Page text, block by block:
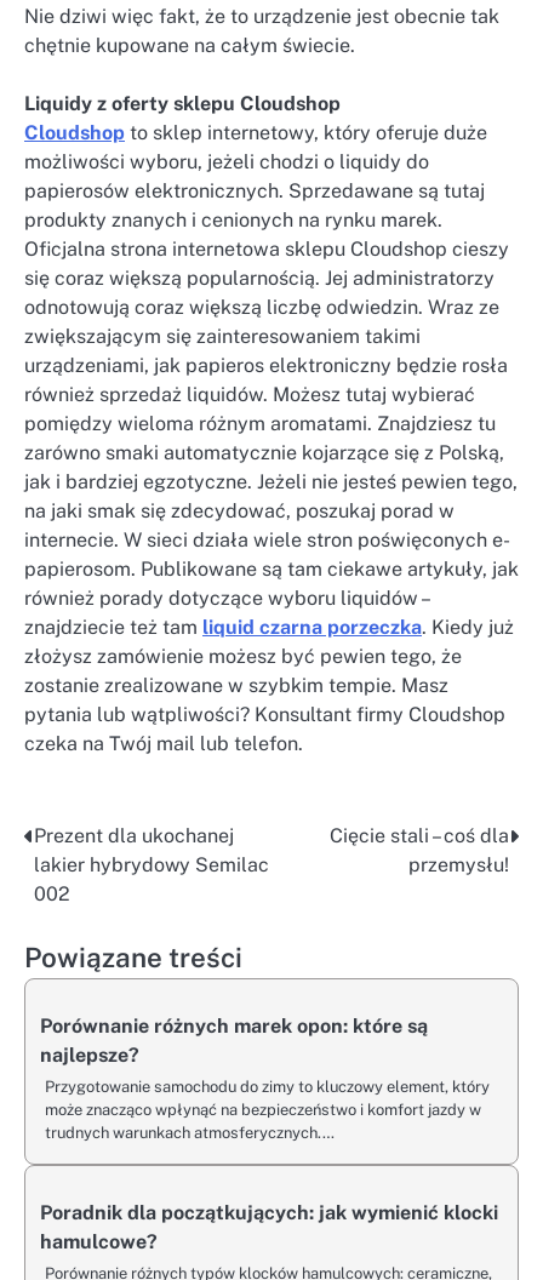
Nie dziwi więc fakt, że to urządzenie jest obecnie tak
chętnie kupowane na całym świecie.
Liquidy z oferty sklepu Cloudshop
Cloudshop to sklep internetowy, który oferuje duże
możliwości wyboru, jeżeli chodzi o liquidy do
papierosów elektronicznych. Sprzedawane są tutaj
produkty znanych i cenionych na rynku marek.
Oficjalna strona internetowa sklepu Cloudshop cieszy
się coraz większą popularnością. Jej administratorzy
odnotowują coraz większą liczbę odwiedzin. Wraz ze
zwiększającym się zainteresowaniem takimi
urządzeniami, jak papieros elektroniczny będzie rosła
również sprzedaż liquidów. Możesz tutaj wybierać
pomiędzy wieloma różnym aromatami. Znajdziesz tu
zarówno smaki automatycznie kojarzące się z Polską,
jak i bardziej egzotyczne. Jeżeli nie jesteś pewien tego,
na jaki smak się zdecydować, poszukaj porad w
internecie. W sieci działa wiele stron poświęconych e-
papierosom. Publikowane są tam ciekawe artykuły, jak
również porady dotyczące wyboru liquidów –
znajdziecie też tam liquid czarna porzeczka. Kiedy już
złożysz zamówienie możesz być pewien tego, że
zostanie zrealizowane w szybkim tempie. Masz
pytania lub wątpliwości? Konsultant firmy Cloudshop
czeka na Twój mail lub telefon.
Nawigacja
wpisu
Prezent dla ukochanej
lakier hybrydowy Semilac
002
Cięcie stali – coś dla
przemysłu!
Powiązane treści
Porównanie różnych marek opon: które są
najlepsze?
Przygotowanie samochodu do zimy to kluczowy element, który
może znacząco wpłynąć na bezpieczeństwo i komfort jazdy w
trudnych warunkach atmosferycznych.…
Poradnik dla początkujących: jak wymienić klocki
hamulcowe?
Porównanie różnych typów klocków hamulcowych: ceramiczne,